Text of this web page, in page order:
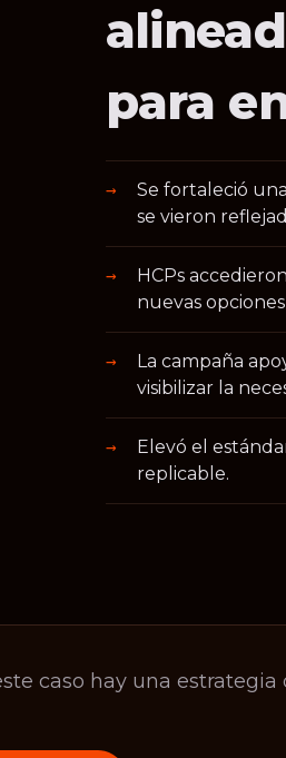
para
Se fortaleció
se vieron
HCPs
nuevas
La campaña
visibilizar la
Elevó el
replicable.
caso hay una estrategia